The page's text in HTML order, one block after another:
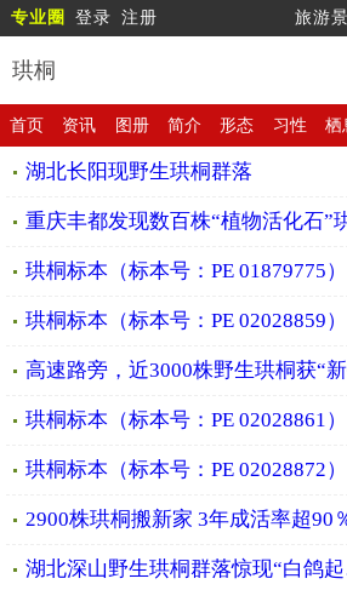
专业圈 登录 注册 旅游
珙桐
首页 资讯 图册 简介 形态 习性 栖
湖北长阳现野生珙桐群落
重庆丰都发现数百株“植物活化石”
珙桐标本（标本号：PE 01879775）
珙桐标本（标本号：PE 02028859）
高速路旁，近3000株野生珙桐获“
珙桐标本（标本号：PE 02028861）
珙桐标本（标本号：PE 02028872）
2900株珙桐搬新家 3年成活率超90